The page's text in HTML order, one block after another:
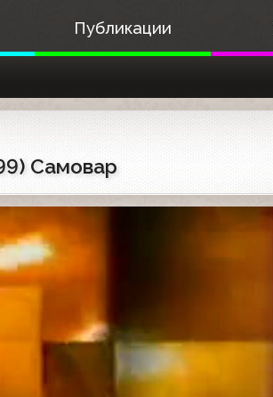
Публикации
Самовар